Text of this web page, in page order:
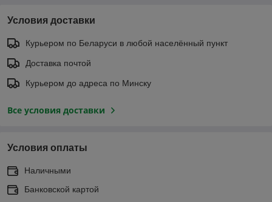
Условия доставки
Курьером по Беларуси в любой населённый пункт
Доставка почтой
Курьером до адреса по Минску
Все условия доставки
Условия оплаты
Наличными
Банковской картой